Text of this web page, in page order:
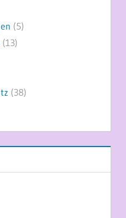
(5)
(13)
(38)